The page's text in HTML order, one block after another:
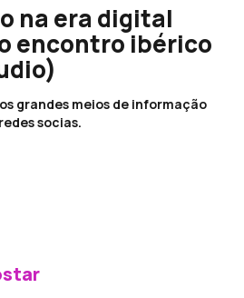
na era digital
encontro ibérico
grandes meios de informação
socias.